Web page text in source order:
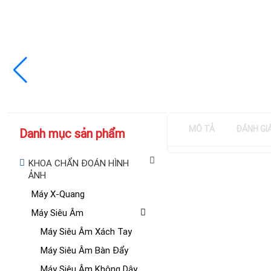
Danh mục sản phẩm
KHOA CHẨN ĐOÁN HÌNH
ẢNH
Máy X-Quang
Máy Siêu Âm
Máy Siêu Âm Xách Tay
Máy Siêu Âm Bàn Đẩy
Máy Siêu Âm Không Dây
MÔ TẢ ĐÁNH